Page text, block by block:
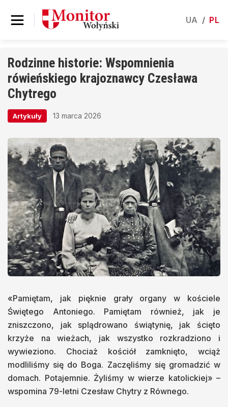
UA / PL
Rodzinne historie: Wspomnienia
rówieńskiego krajoznawcy Czesława
Chytrego
Artykuły 13 marca 2026
«Pamiętam, jak pięknie grały organy w kościele
Świętego Antoniego. Pamiętam również, jak je
zniszczono, jak splądrowano świątynię, jak ścięto
krzyże na wieżach, jak wszystko rozkradziono i
wywieziono. Chociaż kościół zamknięto, wciąż
modliliśmy się do Boga. Zaczęliśmy się gromadzić w
domach. Potajemnie. Żyliśmy w wierze katolickiej» –
wspomina 79-letni Czesław Chytry z Równego.